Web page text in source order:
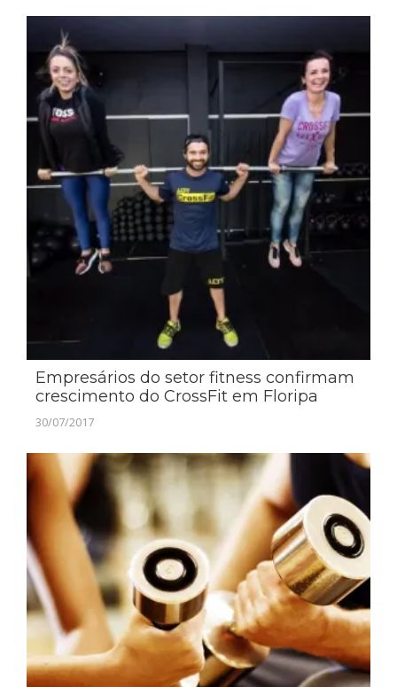
Empresários do setor fitness confirmam
crescimento do CrossFit em Floripa
30/07/2017